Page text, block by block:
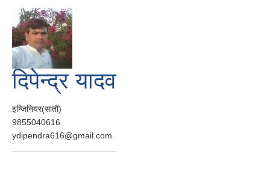
दिपेन्द्र यादव
इन्जिनियर(सातौं)
9855040616
ydipendra616@gmail.com